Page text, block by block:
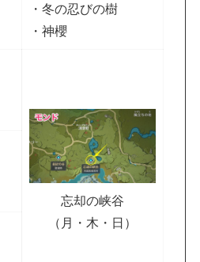
・冬の忍びの樹
・神櫻
忘却の峡谷
（月・木・日）